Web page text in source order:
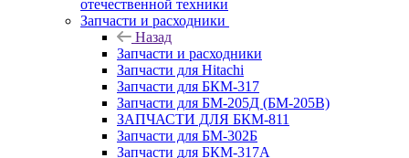
отечественной техники
Запчасти и расходники
Назад
Запчасти и расходники
Запчасти для Hitachi
Запчасти для БКМ-317
Запчасти для БМ-205Д (БМ-205В)
ЗАПЧАСТИ ДЛЯ БКМ-811
Запчасти для БМ-302Б
Запчасти для БКМ-317А